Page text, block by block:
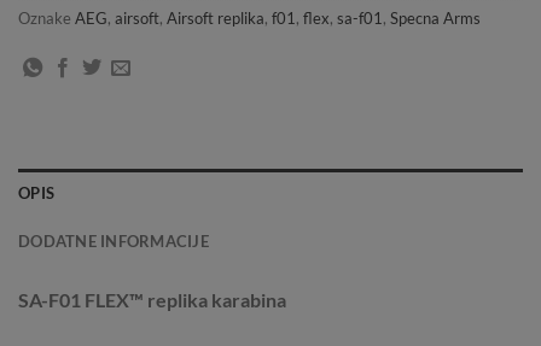
Oznake AEG, airsoft, Airsoft replika, f01 , flex, sa-f01 , Specna Arms
OPIS
DODATNE INFORMACIJE
SA-F01 FLEX™ replika karabina